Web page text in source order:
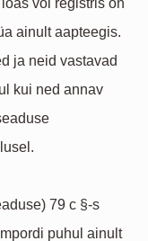
ainult aapteegis.
ja neid vastavad
kui ned annav
79 c §-s
puhul ainult